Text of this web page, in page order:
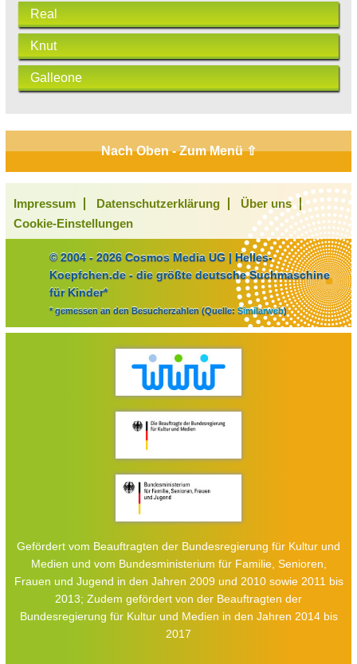
Real
Knut
Galleone
Nach Oben - Zum Menü ⇧
Impressum Datenschutzerklärung
Über uns
Cookie-Einstellungen
© 2004 - 2026 Cosmos Media UG | Helles-
Koepfchen.de - die größte deutsche Suchmaschine
für Kinder*
* gemessen an den Besucherzahlen (Quelle: Similarweb)
Gefördert vom Beauftragten der Bundesregierung für Kultur und
Medien und vom Bundesministerium für Familie, Senioren,
Frauen und Jugend in den Jahren 2009 und 2010 sowie 2011 bis
2013; Zudem gefördert von der Beauftragten der
Bundesregierung für Kultur und Medien in den Jahren 2014 bis
2017